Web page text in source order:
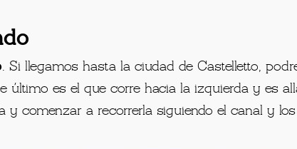
para el transporte de bicicleta no están todos
del Naviglio Grande,que suman 20 km.